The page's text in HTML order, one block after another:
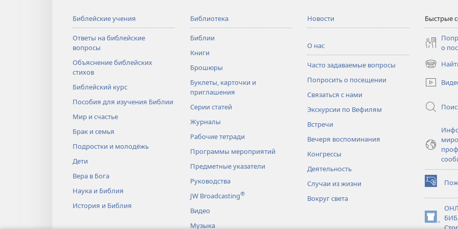
Библейские учения
Ответы на библейские
вопросы
Объяснение библейских
стихов
Библейский курс
Пособия для изучения Библии
Мир и счастье
Брак и семья
Подростки и молодёжь
Дети
Вера в Бога
Наука и Библия
История и Библия
Библиотека
Библии
Книги
Брошюры
Буклеты, карточки и
приглашения
Серии статей
Журналы
Рабочие тетради
Программы мероприятий
Предметные указатели
Руководства
JW Broadcasting®
Видео
Музыка
Новости
О нас
Часто задаваемые вопросы
Попросить о посещении
Связаться с нами
Экскурсии по Вефилям
Встречи
Вечеря воспоминания
Конгрессы
Деятельность
Случаи из жизни
Вокруг света
Быстрые
о
в
новом
в
новом
окне)